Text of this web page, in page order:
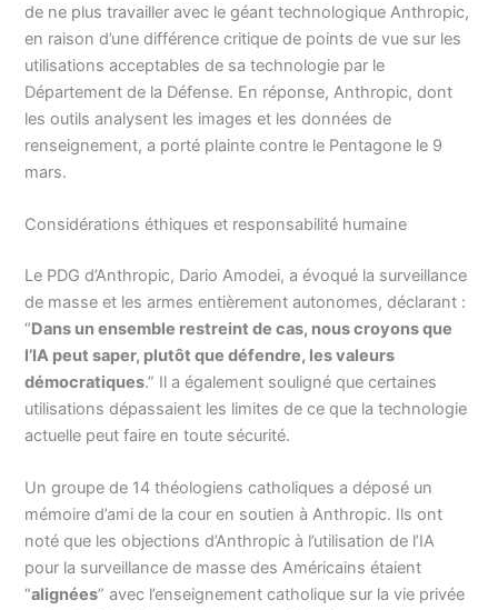
de ne plus travailler avec le géant technologique Anthropic,
en raison d’une différence critique de points de vue sur les
utilisations acceptables de sa technologie par le
Département de la Défense. En réponse, Anthropic, dont
les outils analysent les images et les données de
renseignement, a porté plainte contre le Pentagone le 9
mars.
Considérations éthiques et responsabilité humaine
Le PDG d’Anthropic, Dario Amodei, a évoqué la surveillance
de masse et les armes entièrement autonomes, déclarant :
“Dans un ensemble restreint de cas, nous croyons que
l’IA peut saper, plutôt que défendre, les valeurs
démocratiques.” Il a également souligné que certaines
utilisations dépassaient les limites de ce que la technologie
actuelle peut faire en toute sécurité.
Un groupe de 14 théologiens catholiques a déposé un
mémoire d’ami de la cour en soutien à Anthropic. Ils ont
noté que les objections d’Anthropic à l’utilisation de l’IA
pour la surveillance de masse des Américains étaient
“alignées” avec l’enseignement catholique sur la vie privée